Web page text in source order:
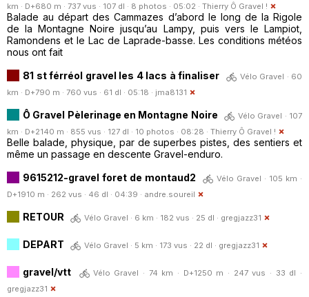
km · D+680 m · 737 vus · 107 dl · 8 photos · 05:02 · Thierry Ô Gravel !
Balade au départ des Cammazes d’abord le long de la Rigole
de la Montagne Noire jusqu’au Lampy, puis vers le Lampiot,
Ramondens et le Lac de Laprade-basse. Les conditions météos
nous ont fait
81 st férréol gravel les 4 lacs à finaliser
Vélo Gravel · 60
km · D+790 m · 760 vus · 61 dl · 05:18 · jma8131
Ô Gravel Pèlerinage en Montagne Noire
Vélo Gravel · 107
km · D+2140 m · 855 vus · 127 dl · 10 photos · 08:28 · Thierry Ô Gravel !
Belle balade, physique, par de superbes pistes, des sentiers et
même un passage en descente Gravel-enduro.
9615212-gravel foret de montaud2
Vélo Gravel · 105 km ·
D+1910 m · 262 vus · 46 dl · 04:39 · andre.soureil
RETOUR Vélo Gravel · 6 km · 182 vus · 25 dl · gregjazz31
DEPART Vélo Gravel · 5 km · 173 vus · 22 dl · gregjazz31
gravel/vtt
Vélo Gravel · 74 km · D+1250 m · 247 vus · 33 dl ·
gregjazz31